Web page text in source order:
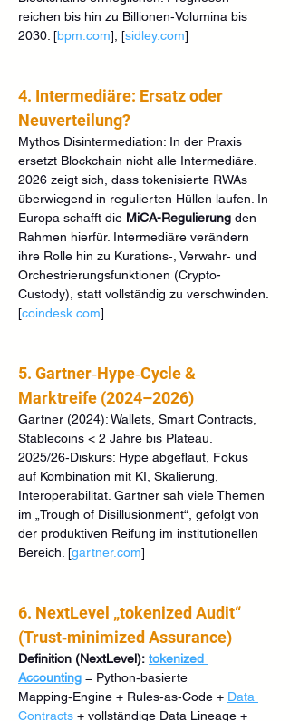
reichen bis hin zu Billionen‑Volumina bis
2030. [bpm.com], [sidley.com]
4. Intermediäre: Ersatz oder
Neuverteilung?
Mythos Disintermediation: In der Praxis
ersetzt Blockchain nicht alle Intermediäre.
2026 zeigt sich, dass tokenisierte RWAs
überwiegend in regulierten Hüllen laufen. In
Europa schafft die MiCA-Regulierung den
Rahmen hierfür. Intermediäre verändern
ihre Rolle hin zu Kurations‑, Verwahr‑ und
Orchestrierungsfunktionen (Crypto-
Custody), statt vollständig zu verschwinden.
[coindesk.com]
5. Gartner‑Hype‑Cycle &
Marktreife (2024–2026)
Gartner (2024): Wallets, Smart Contracts,
Stablecoins < 2 Jahre bis Plateau.
2025/26‑Diskurs: Hype abgeflaut, Fokus
auf Kombination mit KI, Skalierung,
Interoperabilität. Gartner sah viele Themen
im „Trough of Disillusionment“, gefolgt von
der produktiven Reifung im institutionellen
Bereich. [gartner.com]
6. NextLevel „tokenized Audit“
(Trust‑minimized Assurance)
Definition (NextLevel): tokenized
Accounting = Python‑basierte
Mapping‑Engine + Rules‑as‑Code + Data
Contracts + vollständige Data Lineage +